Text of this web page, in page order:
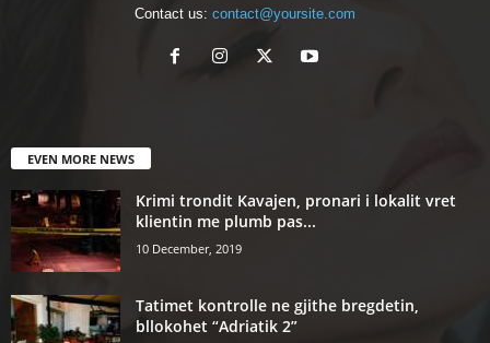
Contact us: contact@yoursite.com
EVEN MORE NEWS
Krimi trondit Kavajen, pronari i lokalit vret
klientin me plumb pas...
10 December, 2019
Tatimet kontrolle ne gjithe bregdetin,
bllokohet “Adriatik 2”